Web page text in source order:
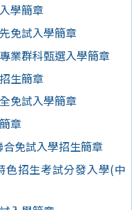
學簡章
免試入學簡章
業群科甄選入學簡章
生簡章
免試入學簡章
章
免試入學招生簡章
色招生考試分發入學(中